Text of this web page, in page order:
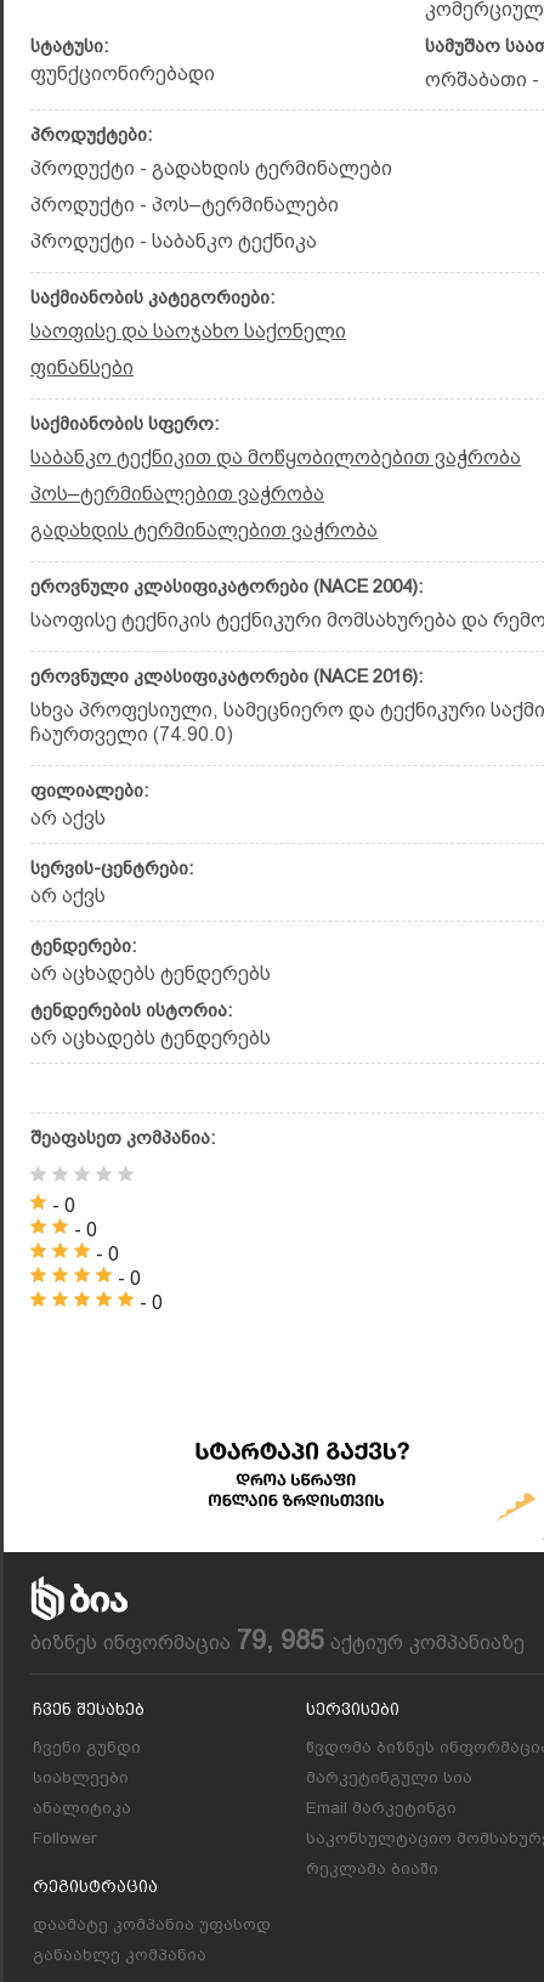
სტატუსი:
ფუნქციონირებადი
სამუშაო
ორშაბათი -
პროდუქტები:
პროდუქტი - გადახდის ტერმინალები
პროდუქტი - პოს–ტერმინალები
პროდუქტი - საბანკო ტექნიკა
საქმიანობის კატეგორიები:
საოფისე და საოჯახო საქონელი
ფინანსები
საქმიანობის სფერო:
საბანკო ტექნიკით და მოწყობილობებით ვაჭრობა
პოს–ტერმინალებით ვაჭრობა
გადახდის ტერმინალებით ვაჭრობა
ეროვნული კლასიფიკატორები (NACE 2004):
საოფისე ტექნიკის ტექნიკური მომსახურება და
ეროვნული კლასიფიკატორები (NACE 2016):
სხვა პროფესიული, სამეცნიერო და ტექნიკური
ჩაურთველი (74.90.0)
ფილიალები:
არ აქვს
სერვის-ცენტრები:
არ აქვს
ტენდერები:
არ აცხადებს ტენდერებს
ტენდერების ისტორია:
არ აცხადებს ტენდერებს
შეაფასეთ კომპანია:
- 0
- 0
- 0
- 0
- 0
ბიზნეს ინფორმაცია 79, 985 აქტიურ კომპანიაზე
Ჩვენ Შესახებ
ჩვენი გუნდი
სიახლეები
ანალიტიკა
Follower
Რეგისტრაცია
დაამატე კომპანია უფასოდ
განაახლე კომპანია
Სერვისები
წვდომა ბიზნეს
მარკეტინგული სია
Email მარკეტინგი
საკონსულტაციო
რეკლამა ბიაში